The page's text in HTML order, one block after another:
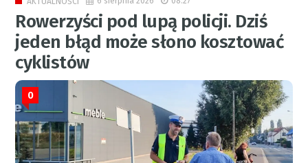
Rowerzyści pod lupą policji. Dziś
jeden błąd może słono kosztować
cyklistów
0